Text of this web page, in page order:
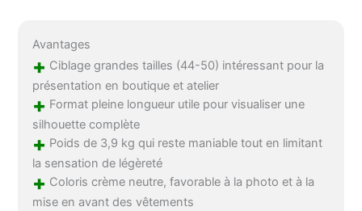
Avantages
+ Ciblage grandes tailles (44-50) intéressant pour la
présentation en boutique et atelier
+ Format pleine longueur utile pour visualiser une
silhouette complète
+ Poids de 3,9 kg qui reste maniable tout en limitant
la sensation de légèreté
+ Coloris crème neutre, favorable à la photo et à la
mise en avant des vêtements